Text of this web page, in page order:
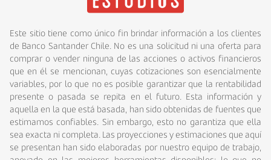
Este sitio tiene como único fin brindar información a los clientes
de Banco Santander Chile. No es una solicitud ni una oferta para
comprar o vender ninguna de las acciones o activos financieros
que en él se mencionan, cuyas cotizaciones son esencialmente
variables, por lo que no es posible garantizar que la rentabilidad
presente o pasada se repita en el futuro. Esta información y
aquella en la que está basada, han sido obtenidas de fuentes que
estimamos confiables. Sin embargo, esto no garantiza que ella
sea exacta ni completa. Las proyecciones y estimaciones que aquí
se presentan han sido elaboradas por nuestro equipo de trabajo,